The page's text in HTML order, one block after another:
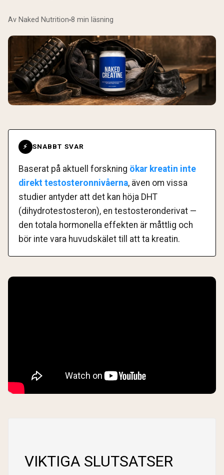
Av Naked Nutrition 8 min läsning
⚡ SNABBT SVAR
Baserat på aktuell forskning ökar kreatin inte
direkt testosteronnivåerna, även om vissa
studier antyder att det kan höja DHT
(dihydrotestosteron), en testosteronderivat —
den totala hormonella effekten är måttlig och
bör inte vara huvudskälet till att ta kreatin.
VIKTIGA SLUTSATSER